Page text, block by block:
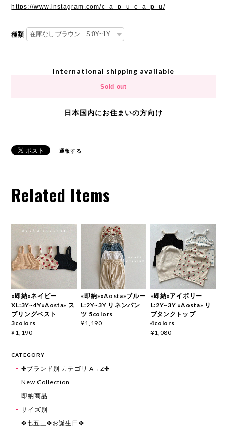
https://www.instagram.com/c_a_p_u_c_a_p_u/
種類
International shipping available
Sold out
日本国内にお住まいの方向け
通報する
Related Items
«即納»ネイビー
XL:3Y~4Y«Aosta» ス
プリングベスト
3colors
¥1,190
«即納»«Aosta»ブルー
L:2Y~3Y リネンパン
ツ 5colors
¥1,190
«即納»アイボリー
L:2Y~3Y «Aosta» リ
ブタンクトップ
4colors
¥1,080
CATEGORY
✤ブランド別 カテゴリ A→Z✤
New Collection
即納商品
サイズ別
✤七五三✤お誕生日✤